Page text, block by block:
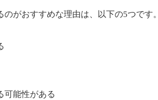
がおすすめな理由は、以下の5つです。
可能性がある